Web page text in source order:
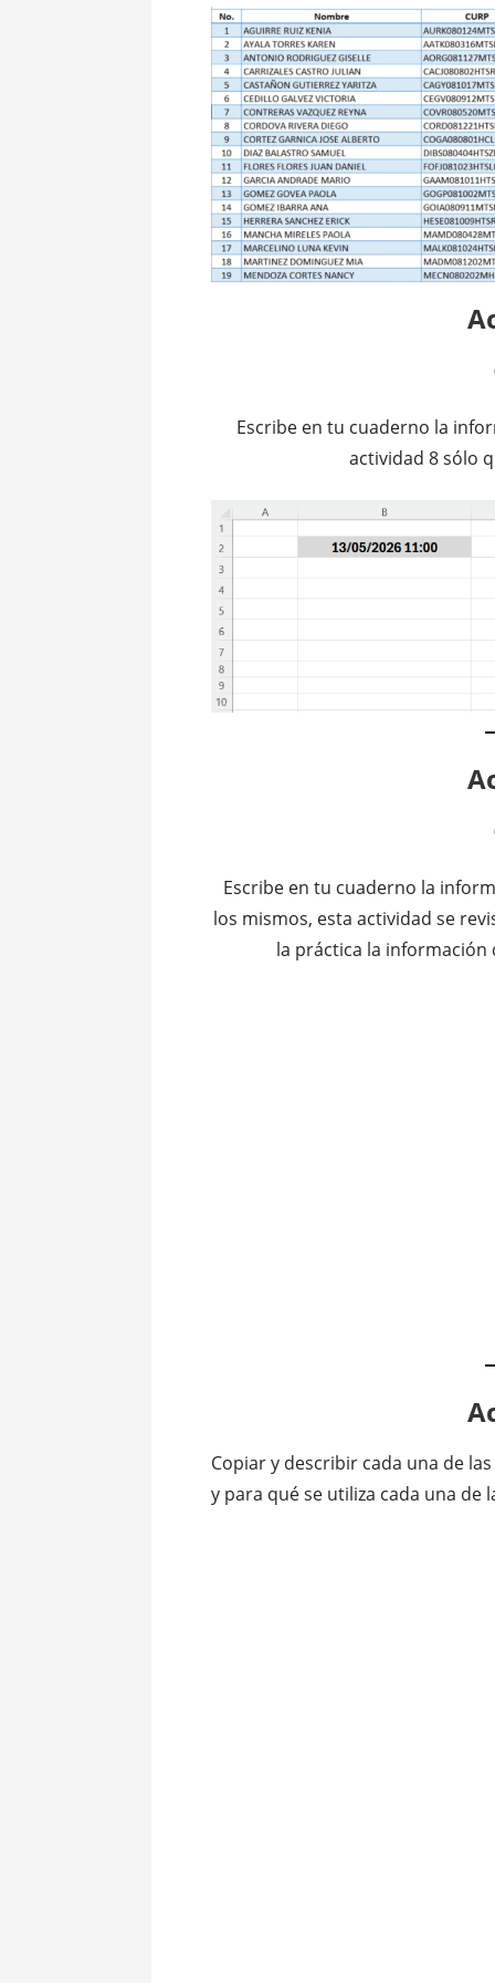
Escribe en tu cuaderno la
actividad 8 sólo
Escribe en tu cuaderno la
los mismos, esta actividad se
la práctica la información
Copiar y describir cada una de
y para qué se utiliza cada una de